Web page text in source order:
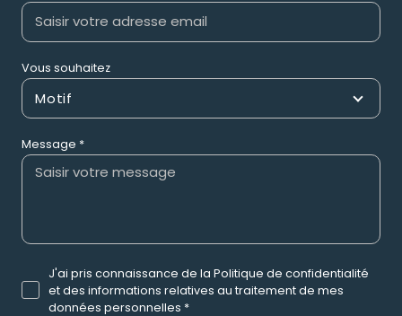
Vous souhaitez
Motif
Message *
J'ai pris connaissance de la Politique de confidentialité
et des informations relatives au traitement de mes
données personnelles *